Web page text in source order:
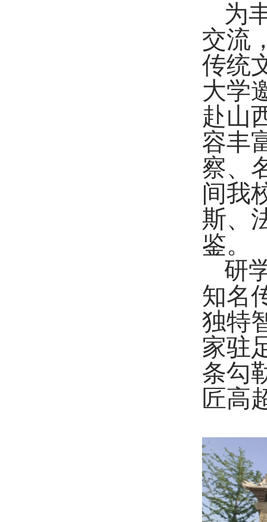
为
交流
传统
大学
赴山
容丰
察、
间我
斯、
鉴。
研
知名
独特
家驻
条勾
匠高